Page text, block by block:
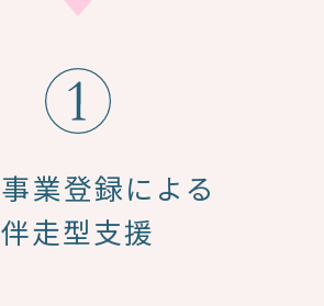
業登録による
伴走型支援